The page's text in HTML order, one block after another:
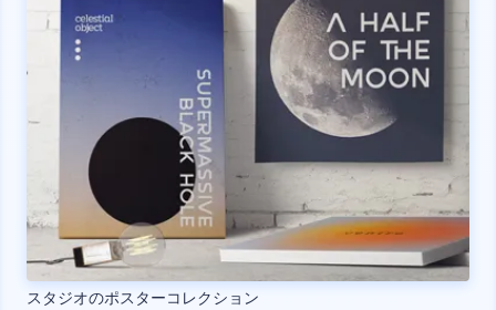
スタジオのポスターコレクション